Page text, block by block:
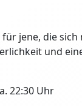
jene, die
und
22:30 Uhr